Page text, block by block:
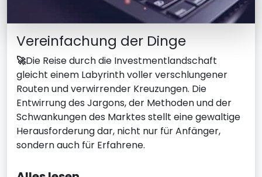
Vereinfachung der Dinge
🚀Die Reise durch die Investmentlandschaft
gleicht einem Labyrinth voller verschlungener
Routen und verwirrender Kreuzungen. Die
Entwirrung des Jargons, der Methoden und der
Schwankungen des Marktes stellt eine gewaltige
Herausforderung dar, nicht nur für Anfänger,
sondern auch für Erfahrene.